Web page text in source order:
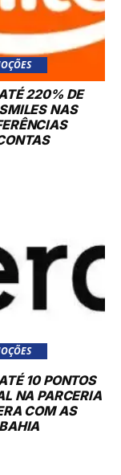
220% DE
NAS
10 PONTOS
NA PARCERIA
COM AS